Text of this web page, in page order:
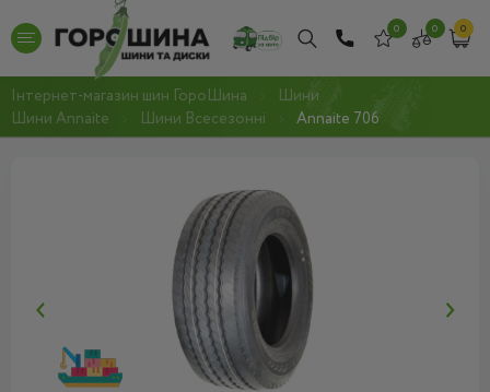
0 0 0
Інтернет-магазин шин ГороШина
Шини
Шини Annaite
Шини Всесезонні Annaite 706